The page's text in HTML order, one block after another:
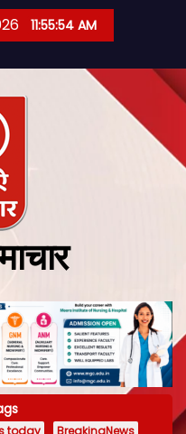
11:55:55 AM